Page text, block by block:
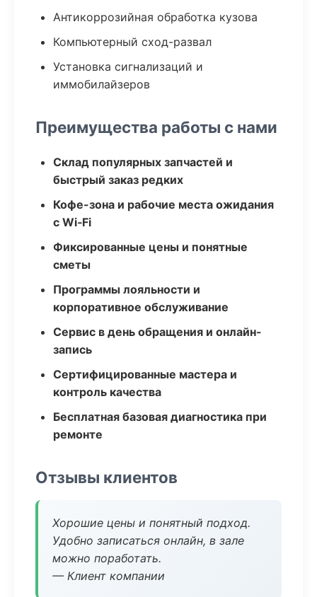
Антикоррозийная обработка кузова
Компьютерный сход-развал
Установка сигнализаций и
иммобилайзеров
Преимущества работы с нами
Склад популярных запчастей и
быстрый заказ редких
Кофе-зона и рабочие места ожидания
с Wi‑Fi
Фиксированные цены и понятные
сметы
Программы лояльности и
корпоративное обслуживание
Сервис в день обращения и онлайн-
запись
Сертифицированные мастера и
контроль качества
Бесплатная базовая диагностика при
ремонте
Отзывы клиентов
Хорошие цены и понятный подход.
Удобно записаться онлайн, в зале
можно поработать.
— Клиент компании